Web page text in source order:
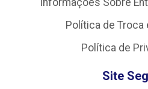
Informações Sobre
Política de Troca
Política de
Site